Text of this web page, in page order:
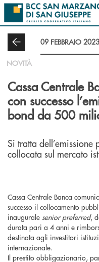
Salta al contenuto principale
09 FEBBRAIO 2023
NOVITÀ
Cassa Centrale
con successo
bond da 500
Si tratta
collocata sul mercato
Cassa Centrale Banca
successo il collocamento
inaugurale senior preferred,
durata pari a 4 anni e
destinata agli investitori
internazionale.
Il prestito obbligazionario,